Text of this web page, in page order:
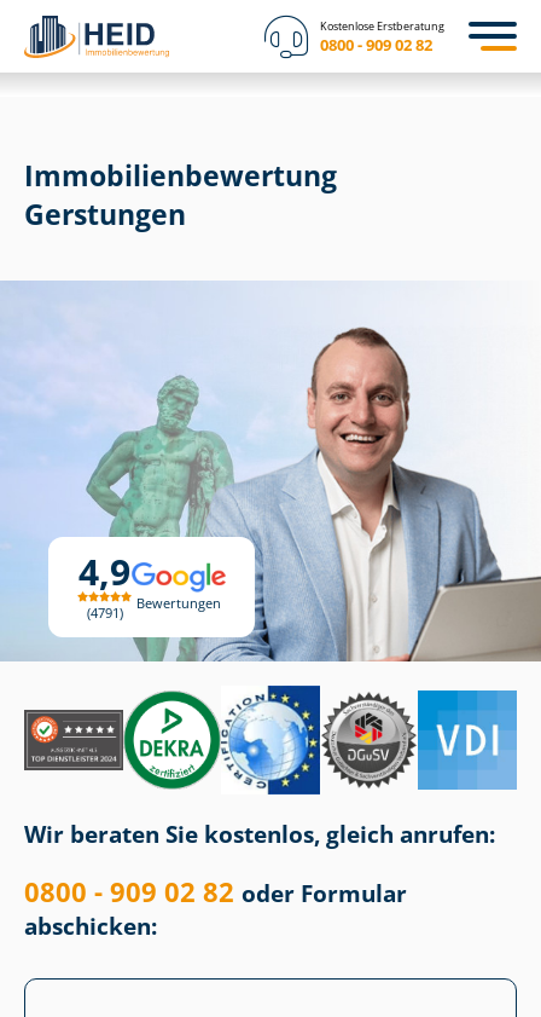
Kostenlose Erstberatung
0800 - 909 02 82
4,9
4791
Bewertungen
Immobilien­bewertung
Gerstungen
Wir beraten Sie kostenlos, gleich anrufen:
0800 - 909 02 82 oder Formular
abschicken: